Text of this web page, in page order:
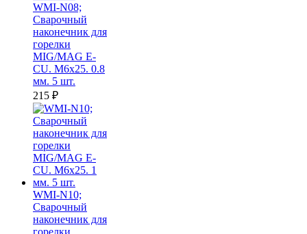
WMI-N08;
Сварочный
наконечник для
горелки
MIG/MAG E-
CU. M6x25. 0.8
мм. 5 шт.
215 ₽
WMI-N10;
Сварочный
наконечник для
горелки